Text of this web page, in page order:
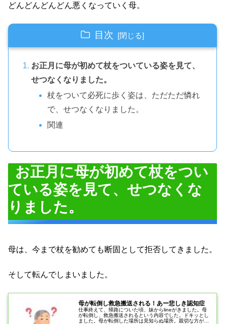
どんどんどんどん悪くなっていく母。
目次
お正月に母が初めて杖をついている姿を見て、
せつなくなりました。
杖をついて必死に歩く姿は、ただただ憐れ
で、せつなくなりました。
関連
お正月に母が初めて杖をつい
ている姿を見て、せつなくな
りました。
母は、今まで杖を勧めても断固として拒否してきました。
そして転んでしまいました。
母が転倒し救急搬送される！あー悲しき認知症
仕事終えて、帰路についた頃、妹からlineがきました。母
が転倒し、救急搬送されるという内容でした。ドキッとし
ました。母が転倒した場所は見知らぬ場所。親切な方が高